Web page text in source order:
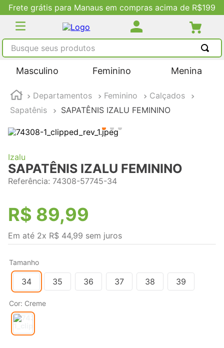
Frete grátis para Manaus em compras acima de R$199
Busque seus produtos
Masculino Feminino Menina
Departamentos Feminino
Calçados
Sapatênis
SAPATÊNIS IZALU FEMININO
Izalu
SAPATÊNIS IZALU FEMININO
Referência: 74308-57745-34
R$ 89,99
Em até 2x R$ 44,99 sem juros
Tamanho
34 35 36 37 38 39
Cor: Creme
TERMOS MAIS BUSCADOS
2
tenis feminino
4º
adidas